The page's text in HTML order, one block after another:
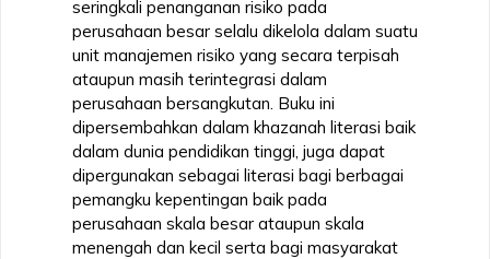
seringkali penanganan risiko pada
perusahaan besar selalu dikelola dalam suatu
unit manajemen risiko yang secara terpisah
ataupun masih terintegrasi dalam
perusahaan bersangkutan. Buku ini
dipersembahkan dalam khazanah literasi baik
dalam dunia pendidikan tinggi, juga dapat
dipergunakan sebagai literasi bagi berbagai
pemangku kepentingan baik pada
perusahaan skala besar ataupun skala
menengah dan kecil serta bagi masyarakat